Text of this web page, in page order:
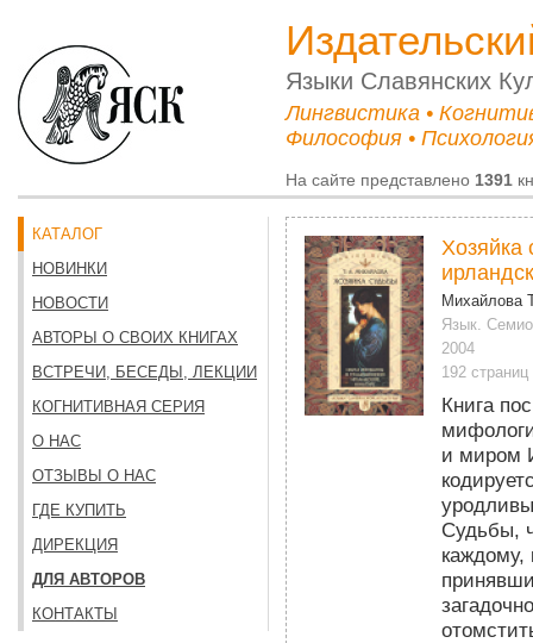
Языки Cлавянских
Лингвистика •
Философия •
На сайте представлено 1391
КАТАЛОГ
НОВИНКИ
НОВОСТИ
АВТОРЫ О СВОИХ КНИГАХ
ВСТРЕЧИ, БЕСЕДЫ, ЛЕКЦИИ
КОГНИТИВНАЯ СЕРИЯ
О НАС
ОТЗЫВЫ О НАС
ГДЕ КУПИТЬ
ДИРЕКЦИЯ
ДЛЯ АВТОРОВ
КОНТАКТЫ
Хозяйка
Михайлова
Язык.
2004
192 страниц
Книга
и миром
Судьбы,
каждому,